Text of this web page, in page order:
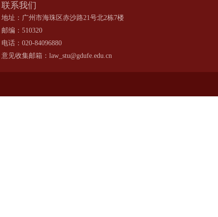
联系我们
地址：广州市海珠区赤沙路21号北2栋7楼
邮编：510320
电话：020-84096880
意见收集邮箱：law_stu@gdufe.edu.cn